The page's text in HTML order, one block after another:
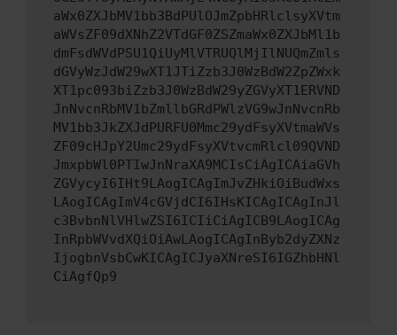
aWx0ZXJbMV1bb3BdPUlOJmZpbHRlclsyXVtm
aWVsZF09dXNhZ2VTdGF0ZSZmaWx0ZXJbMl1b
dmFsdWVdPSU1QiUyMlVTRUQlMjIlNUQmZmls
dGVyWzJdW29wXT1JTiZzb3J0WzBdW2ZpZWxk
XT1pc093biZzb3J0WzBdW29yZGVyXT1ERVND
JnNvcnRbMV1bZmllbGRdPWlzVG9wJnNvcnRb
MV1bb3JkZXJdPURFU0Mmc29ydFsyXVtmaWVs
ZF09cHJpY2Umc29ydFsyXVtvcmRlcl09QVND
JmxpbWl0PTIwJnNraXA9MCIsCiAgICAiaGVh
ZGVycyI6IHt9LAogICAgImJvZHkiOiBudWxs
LAogICAgImV4cGVjdCI6IHsKICAgICAgInJl
c3BvbnNlVHlwZSI6ICIiCiAgICB9LAogICAg
InRpbWVvdXQiOiAwLAogICAgInByb2dyZXNz
IjogbnVsbCwKICAgICJyaXNreSI6IGZhbHNl
CiAgfQp9